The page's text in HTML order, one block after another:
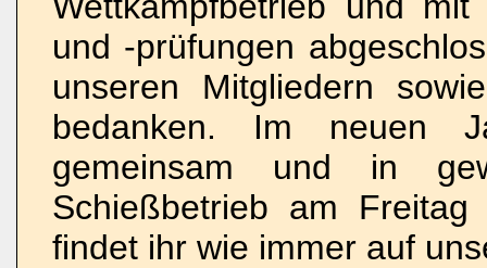
und -prüfungen
unseren Mitgliedern
bedanken. Im neuen
gemeinsam und in
Schießbetrieb am
findet ihr wie immer auf